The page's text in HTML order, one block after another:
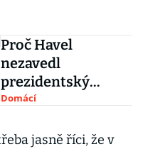
Proč Havel
nezavedl
prezidentský
systém? podivuje
Domácí
jasně říci, že v